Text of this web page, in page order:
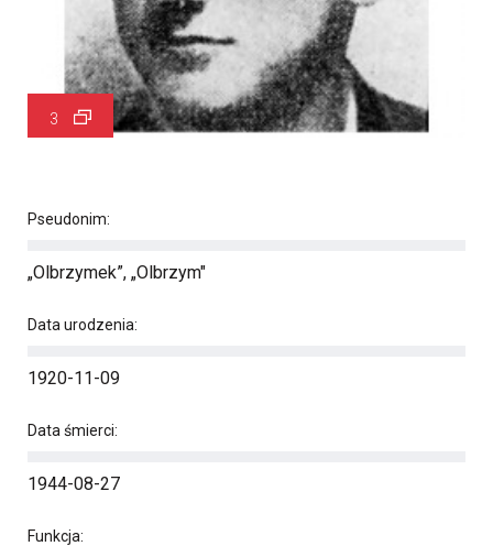
3
Pseudonim:
„Olbrzymek”, „Olbrzym"
Data urodzenia:
1920-11-09
Data śmierci:
1944-08-27
Funkcja: